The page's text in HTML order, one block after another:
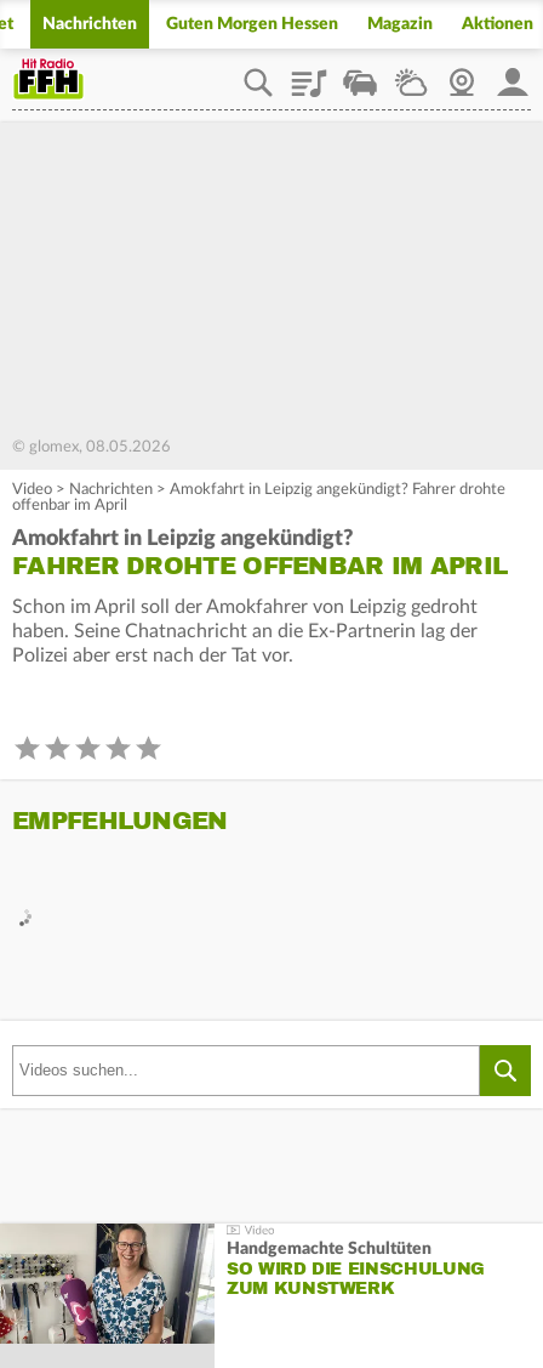
Nachrichten Guten Morgen Hessen Magazin Aktionen
PlaylistStaupilotWetterWebcam
© glomex, 08.05.2026
Video > Nachrichten > Amokfahrt in Leipzig angekündigt? Fahrer drohte
offenbar im April
Amokfahrt in Leipzig angekündigt?
FAHRER DROHTE OFFENBAR IM APRIL
Schon im April soll der Amokfahrer von Leipzig gedroht
haben. Seine Chatnachricht an die Ex-Partnerin lag der
Polizei aber erst nach der Tat vor.
EMPFEHLUNGEN
Handgemachte Schultüten
SO WIRD DIE EINSCHULUNG
ZUM KUNSTWERK